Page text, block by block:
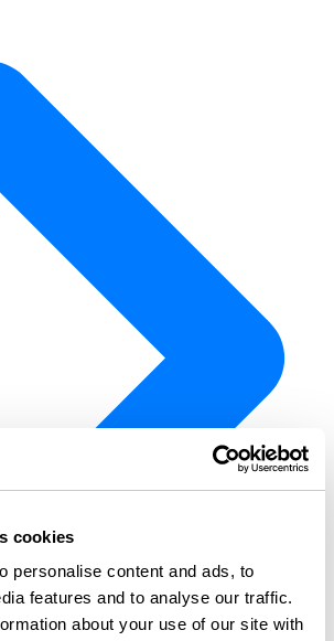
cookies
personalise content and ads, to
features and to analyse our traffic.
about your use of our site with